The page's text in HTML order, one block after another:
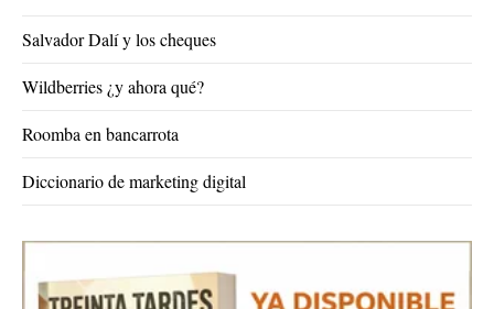
Salvador Dalí y los cheques
Wildberries ¿y ahora qué?
Roomba en bancarrota
Diccionario de marketing digital